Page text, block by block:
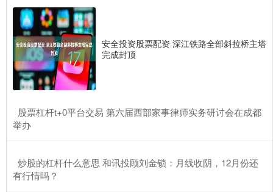
安全投资股票配资 深江铁路全部斜拉桥主塔
完成封顶
​股票杠杆t+0平台交易 第六届西部家事律师实务研讨会在成都
举办
​炒股的杠杆什么意思 和讯投顾刘金锁：月线收阴，12月份还
有行情吗？